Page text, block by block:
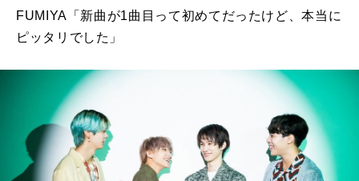
FUMIYA「新曲が1曲目って初めてだったけど、本当に
ピッタリでした」